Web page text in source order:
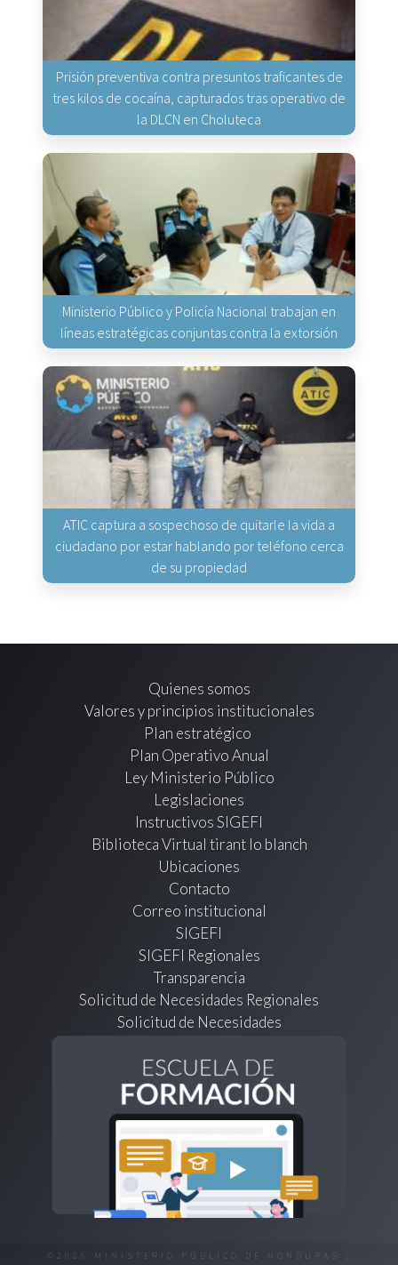
Prisión preventiva contra presuntos traficantes de
tres kilos de cocaína, capturados tras operativo de
la DLCN en Choluteca
Ministerio Público y Policía Nacional trabajan en
líneas estratégicas conjuntas contra la extorsión
ATIC captura a sospechoso de quitarle la vida a
ciudadano por estar hablando por teléfono cerca
de su propiedad
Quienes somos
Valores y principios institucionales
Plan estratégico
Plan Operativo Anual
Ley Ministerio Público
Legislaciones
Instructivos SIGEFI
Biblioteca Virtual tirant lo blanch
Ubicaciones
Contacto
Correo institucional
SIGEFI
SIGEFI Regionales
Transparencia
Solicitud de Necesidades Regionales
Solicitud de Necesidades
©2026 MINISTERIO PÚBLICO DE HONDURAS |